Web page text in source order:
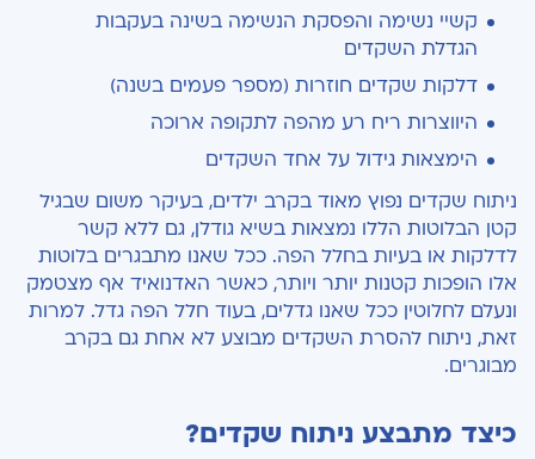
קשיי נשימה והפסקת הנשימה בשינה בעקבות
הגדלת השקדים
דלקות שקדים חוזרות (מספר פעמים בשנה)
היווצרות ריח רע מהפה לתקופה ארוכה
הימצאות גידול על אחד השקדים
ניתוח שקדים נפוץ מאוד בקרב ילדים, בעיקר משום שבגיל
קטן הבלוטות הללו נמצאות בשיא גודלן, גם ללא קשר
לדלקות או בעיות בחלל הפה. ככל שאנו מתבגרים בלוטות
אלו הופכות קטנות יותר ויותר, כאשר האדנואיד אף מצטמק
ונעלם לחלוטין ככל שאנו גדלים, בעוד חלל הפה גדל. למרות
זאת, ניתוח להסרת השקדים מבוצע לא אחת גם בקרב
מבוגרים.
כיצד מתבצע ניתוח שקדים?